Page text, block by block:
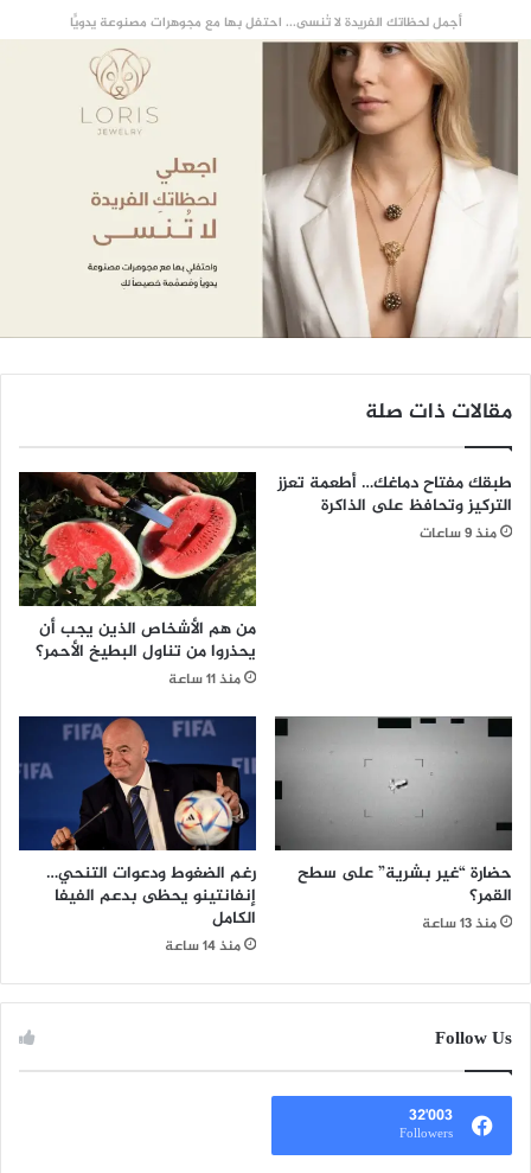
أجمل لحظاتك الفريدة لا تُنسى... احتفل بها مع مجوهرات مصنوعة يدويًّا
مقالات ذات صلة
طبقك مفتاح دماغك… أطعمة تعزز
التركيز وتحافظ على الذاكرة
منذ 9 ساعات
من هم الأشخاص الذين يجب أن
يحذروا من تناول البطيخ الأحمر؟
منذ 11 ساعة
حضارة “غير بشرية” على سطح
القمر؟
منذ 13 ساعة
رغم الضغوط ودعوات التنحي…
إنفانتينو يحظى بدعم الفيفا
الكامل
منذ 14 ساعة
Follow Us
32٬003
Followers